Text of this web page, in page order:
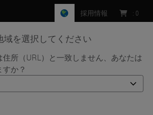
域を選択してください
所（URL）と一致しません、あなたは
か？
採用情報 : 0
MENU
Pathway • Kay Savage